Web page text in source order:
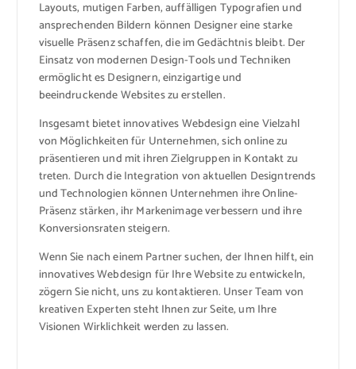
Layouts, mutigen Farben, auffälligen Typografien und
ansprechenden Bildern können Designer eine starke
visuelle Präsenz schaffen, die im Gedächtnis bleibt. Der
Einsatz von modernen Design-Tools und Techniken
ermöglicht es Designern, einzigartige und
beeindruckende Websites zu erstellen.
Insgesamt bietet innovatives Webdesign eine Vielzahl
von Möglichkeiten für Unternehmen, sich online zu
präsentieren und mit ihren Zielgruppen in Kontakt zu
treten. Durch die Integration von aktuellen Designtrends
und Technologien können Unternehmen ihre Online-
Präsenz stärken, ihr Markenimage verbessern und ihre
Konversionsraten steigern.
Wenn Sie nach einem Partner suchen, der Ihnen hilft, ein
innovatives Webdesign für Ihre Website zu entwickeln,
zögern Sie nicht, uns zu kontaktieren. Unser Team von
kreativen Experten steht Ihnen zur Seite, um Ihre
Visionen Wirklichkeit werden zu lassen.